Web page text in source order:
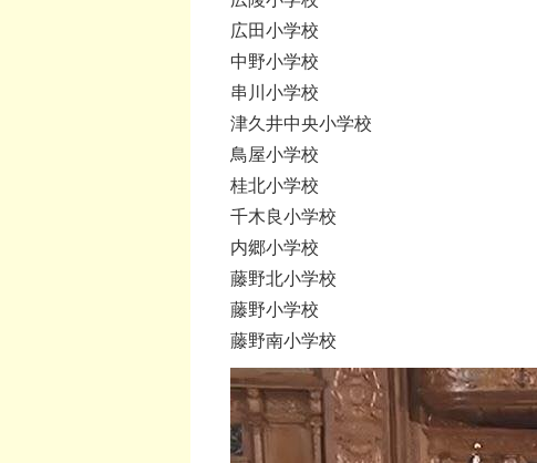
広田小学校
中野小学校
串川小学校
津久井中央小学校
鳥屋小学校
桂北小学校
千木良小学校
内郷小学校
藤野北小学校
藤野小学校
藤野南小学校